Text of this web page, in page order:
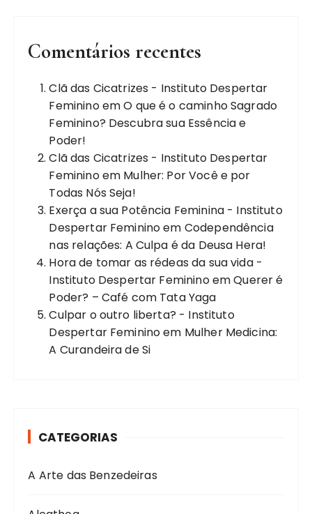
Comentários recentes
Clã das Cicatrizes - Instituto Despertar
FemininoemO que é o caminho Sagrado
Feminino? Descubra sua Essência e
Poder!
Clã das Cicatrizes - Instituto Despertar
Femininoem Mulher: Por Você e por
Todas Nós Seja!
Exerça a sua Potência Feminina - Instituto
Despertar Femininoem Codependência
nas relações: A Culpa é da Deusa Hera!
Hora de tomar as rédeas da sua vida -
Instituto Despertar FemininoemQuerer é
Poder? – Café com Tata Yaga
Culpar o outro liberta? - Instituto
Despertar Femininoem Mulher Medicina:
A Curandeira de Si
CATEGORIAS
A Arte das Benzedeiras